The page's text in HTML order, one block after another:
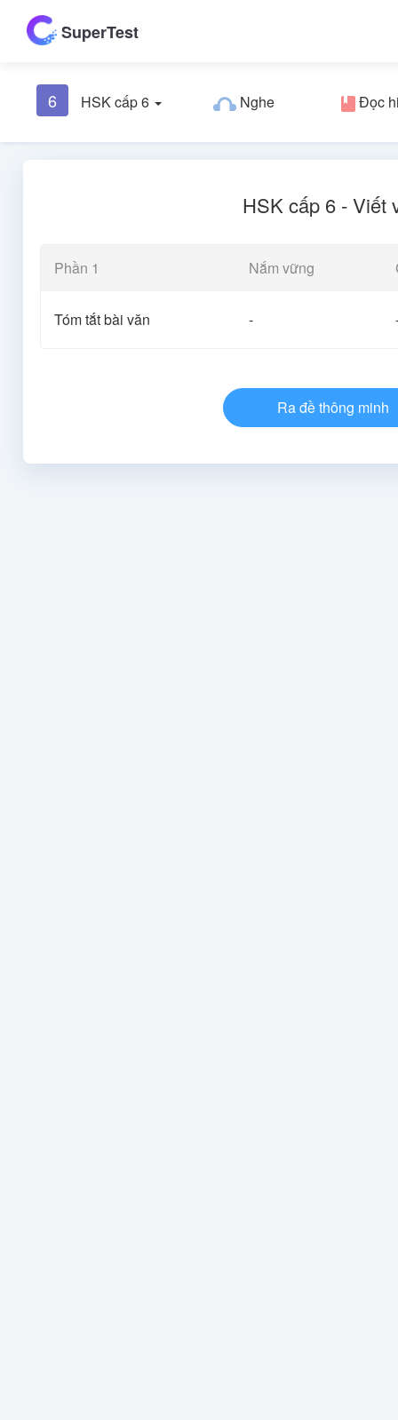
SuperTest
6 HSK cấp 6 Nghe Đọc
HSK cấp 6 - Viết
Phần 1 Nắm vững
Tóm tắt bài văn -
Ra đề thông minh